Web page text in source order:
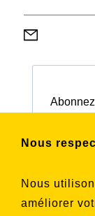
Nous
Nous
améliorer